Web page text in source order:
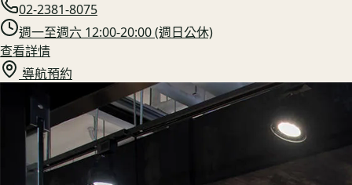
02-2381-8075
週一至週六 12:00-20:00 (週日公休)
查看詳情
導航預約